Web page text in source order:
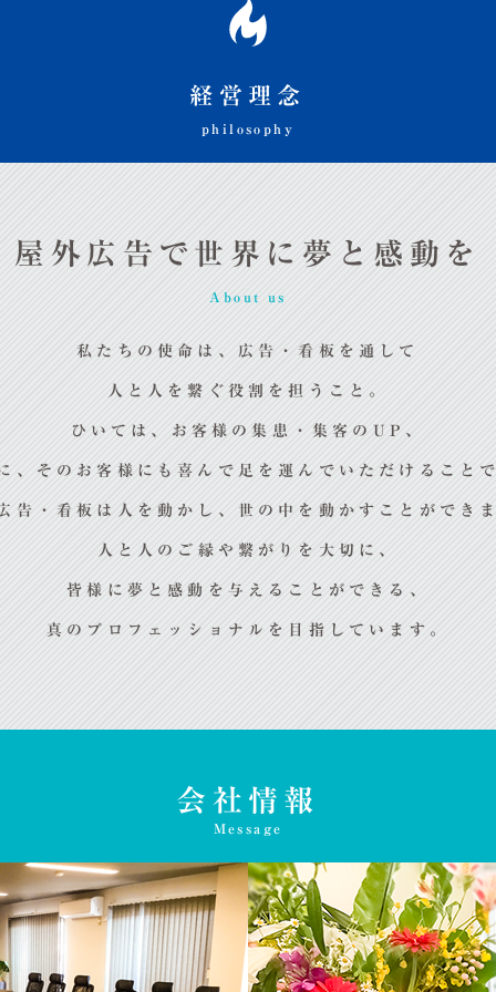
経営理念
philosophy
屋外広告で世界に夢と感動を
About us
私たちの使命は、広告・看板を通して
人と人を繋ぐ役割を担うこと。
ひいては、お客様の集患・集客のUP、
、そのお客様にも喜んで足を運んでいただけること
告・看板は人を動かし、世の中を動かすことができ
人と人のご縁や繋がりを大切に、
皆様に夢と感動を与えることができる、
真のプロフェッショナルを目指しています。
会社情報
Message